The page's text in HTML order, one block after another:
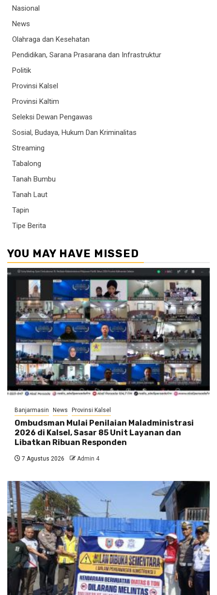
Nasional
News
Olahraga dan Kesehatan
Pendidikan, Sarana Prasarana dan Infrastruktur
Politik
Provinsi Kalsel
Provinsi Kaltim
Seleksi Dewan Pengawas
Sosial, Budaya, Hukum Dan Kriminalitas
Streaming
Tabalong
Tanah Bumbu
Tanah Laut
Tapin
Tipe Berita
YOU MAY HAVE MISSED
Banjarmasin News Provinsi Kalsel
Ombudsman Mulai Penilaian Maladministrasi
2026 di Kalsel, Sasar 85 Unit Layanan dan
Libatkan Ribuan Responden
7 Agustus 2026 Admin 4